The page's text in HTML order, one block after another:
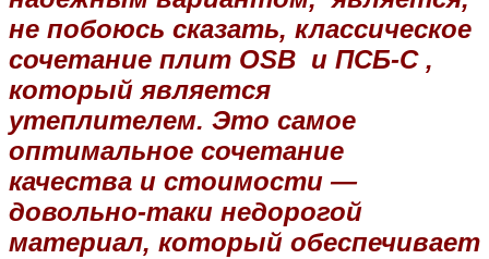
не побоюсь сказать, классическое
сочетание плит OSB и ПСБ-С ,
который является
утеплителем. Это самое
оптимальное сочетание
качества и стоимости —
довольно-таки недорогой
материал, который обеспечивает